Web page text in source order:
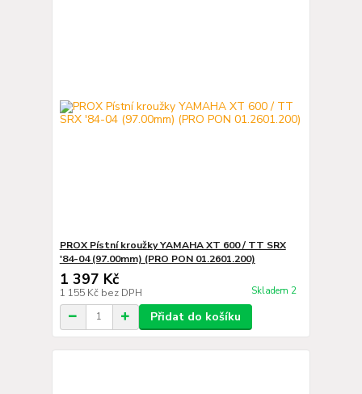
PROX Pístní kroužky YAMAHA XT 600 / TT SRX
'84-04 (97.00mm) (PRO PON 01.2601.200)
1 397 Kč
1 155 Kč bez DPH Skladem 2
Přidat do košíku